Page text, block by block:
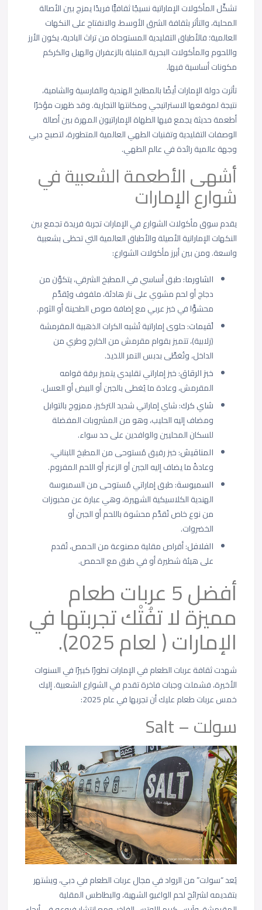
تشكِّل المأكولات الإماراتية نسيجًا ثقافيًّا فريدًا يمزج بين الأصالة
المحلية، والتأثر بثقافة الشرق الأوسط، والانفتاح على النكهات
العالمية؛ فالأطباق التقليدية المستوحاة من تراث البادية، يكون الأرز
واللحوم والمأكولات البحرية المتبلة بالزعفران والهيل والكركم
مكونات أساسية فيها.
تأثرت دولة الإمارات أيضًا بالمطابخ الهندية والفارسية والشامية،
نتيجة لموقعها الاستراتيجي ومكانتها التجارية. وقد ظهرت مؤخرًا
أطعمة حديثة يجمع فيها الطهاة الإماراتيون المهرة بين أصالة
الوصفات التقليدية وتقنيات الطهي العالمية المتطورة، لتصبح دبي
وجهة عالمية رائدة في عالم الطهي.
أشهى الأطعمة الشعبية في
شوارع الإمارات
يقدم سوق مأكولات الشوارع في الإمارات تجربة فريدة تجمع بين
النكهات الإماراتية الأصيلة والأطباق العالمية التي تحظى بشعبية
واسعة. ومن بين أبرز مأكولات الشوارع:
الشاورما:طبق أساسي في المطبخ الشرقي، يتكوَّن من
دجاج أو لحم مشوي على نار هادئة، ملفوف ويُقدَّم
محشوًّا في خبز عربي مع إضافة صوص الطحينة أو الثوم.
لُقيمات:حلوى إماراتية تُشبه الكرات الذهبية المقرمشة
(زلابية)، تتميز بقوام مقرمش من الخارج وطري من
الداخل، وتُغطَّى بدبس التمر اللذيذ.
خبز الرقاق: خبز إماراتي تقليدي يتميز برقة قوامه
المقرمش، وعادة ما يُغطى بالجبن أو البيض أو العسل.
شاي كرك: شاي إماراتي شديد التركيز، ممزوج بالتوابل
ومضاف إليه الحليب، وهو من المشروبات المفضلة
للسكان المحليين والوافدين على حد سواء.
المناقيش: خبز رقيق مُستوحى من المطبخ اللبناني،
وعادةً ما يضاف إليه الجبن أو الزعتر أو اللحم المفروم.
السمبوسة:طبق إماراتي مُستوحى من السمبوسة
الهندية الكلاسيكية الشهيرة، وهي عبارة عن مخبوزات
من نوع خاص تُقدَّم محشوة باللحم أو الجبن أو
الخضروات.
الفلافل: أقراص مقلية مصنوعة من الحمص، تُقدم
على هيئة شطيرة أو في طبق مع الحمص.
أفضل 5 عربات طعام
مميزة لا تفُتْك تجربتها في
الإمارات ( لعام 2025).
شهدت ثقافة عربات الطعام في الإمارات تطورًا كبيرًا في السنوات
الأخيرة، فشملت وجبات فاخرة تقدم في الشوارع الشعبية. إليك
خمس عربات طعام عليك أن تجربها في عام 2025:
سولت – Salt
يُعد “سولت” من الرواد في مجال عربات الطعام في دبي، ويشتهر
بتقديمه لشرائح لحم الواغيو الشهية، والبطاطس المقلية